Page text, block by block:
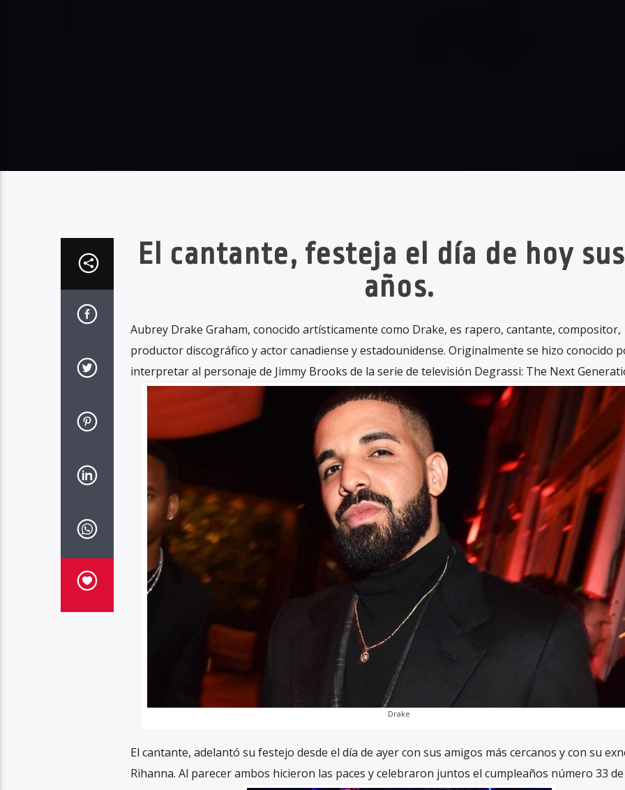
El cantante, festeja el día de hoy
años.
Aubrey Drake Graham, ​conocido artísticamente como Drake, es rapero, cantante, compositor,
productor discográfico y actor canadiense y estadounidense. Originalmente se hizo conocido
interpretar al personaje de Jimmy Brooks de la serie de televisión Degrassi: The Next
Drake
El cantante, adelantó su festejo desde el día de ayer con sus amigos más cercanos y con su
Rihanna. Al parecer ambos hicieron las paces y celebraron juntos el cumpleaños número 33